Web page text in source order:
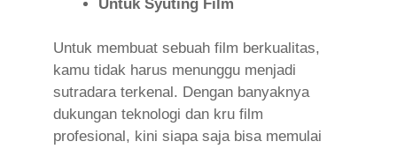
Untuk Syuting Film
Untuk membuat sebuah film berkualitas,
kamu tidak harus menunggu menjadi
sutradara terkenal. Dengan banyaknya
dukungan teknologi dan kru film
profesional, kini siapa saja bisa memulai